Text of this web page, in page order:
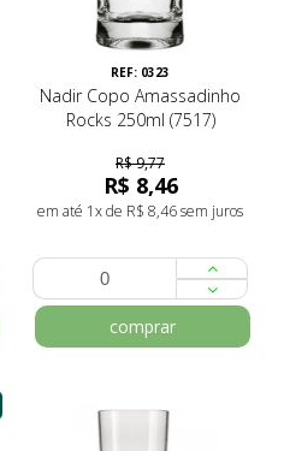
REF: 0323
Nadir Copo Amassadinho
Rocks 250ml (7517)
R$ 9,77
R$ 8,46
em até 1x de R$ 8,46 sem juros
comprar